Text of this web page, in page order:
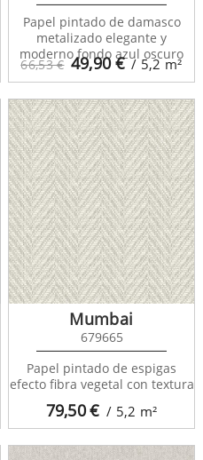
66,53 € 49,90€ / 5,2m²
Papel pintado de damasco
metalizado elegante y
moderno fondo azul oscuro
79,50€ / 5,2 m²
Mumbai
679665
Papel pintado de espigas
efecto fibra vegetal con textura